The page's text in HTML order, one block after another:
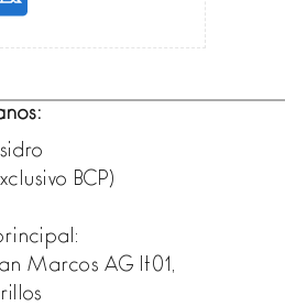
BCP)
Marcos AG lt01,